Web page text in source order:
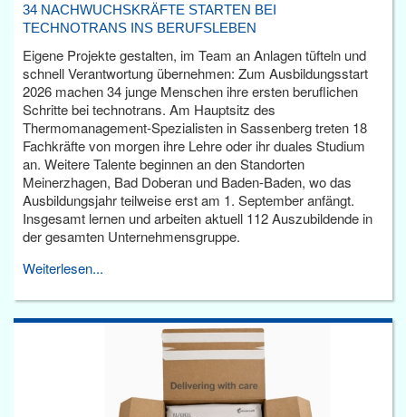
34 NACHWUCHSKRÄFTE STARTEN BEI
TECHNOTRANS INS BERUFSLEBEN
Eigene Projekte gestalten, im Team an Anlagen tüfteln und
schnell Verantwortung übernehmen: Zum Ausbildungsstart
2026 machen 34 junge Menschen ihre ersten beruflichen
Schritte bei technotrans. Am Hauptsitz des
Thermomanagement-Spezialisten in Sassenberg treten 18
Fachkräfte von morgen ihre Lehre oder ihr duales Studium
an. Weitere Talente beginnen an den Standorten
Meinerzhagen, Bad Doberan und Baden-Baden, wo das
Ausbildungsjahr teilweise erst am 1. September anfängt.
Insgesamt lernen und arbeiten aktuell 112 Auszubildende in
der gesamten Unternehmensgruppe.
Weiterlesen...